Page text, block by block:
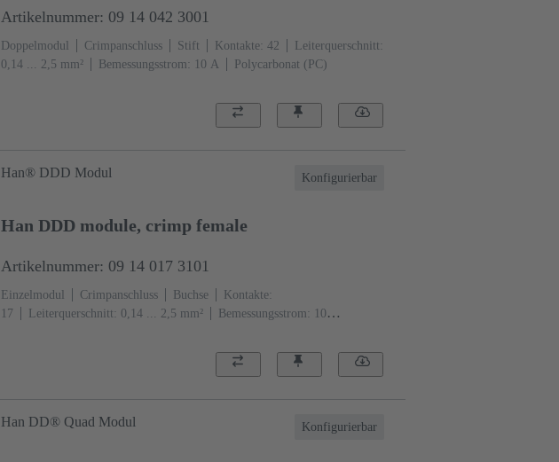
Artikelnummer: 09 14 042 3001
Doppelmodul Crimpanschluss Stift Kontakte: 42
Leiterquerschnitt:
0,14 ... 2,5 mm²
Bemessungsstrom: ‌10 A Polycarbonat (PC)
Konfigurierbar
Han® DDD Modul
Han DDD module, crimp female
Artikelnummer: 09 14 017 3101
Einzelmodul Crimpanschluss Buchse
Kontakte:
17
Leiterquerschnitt: 0,14 ... 2,5 mm²
Bemessungsstrom: ‌10
Konfigurierbar
Han DD® Quad Modul